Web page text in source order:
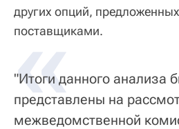
других опций,
поставщиками.
«
"Итоги данного анализа
представлены на
межведомственной